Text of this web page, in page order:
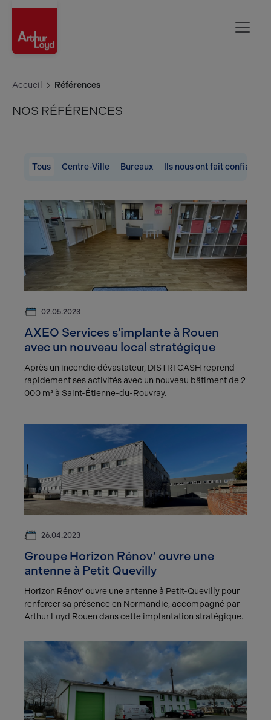
Accueil Références
NOS RÉFÉRENCES
Tous Centre-Ville Bureaux Ils nous ont fait confiance
02.05.2023
AXEO Services s'implante à Rouen
avec un nouveau local stratégique
Après un incendie dévastateur, DISTRI CASH reprend
rapidement ses activités avec un nouveau bâtiment de 2
000 m² à Saint-Étienne-du-Rouvray.
26.04.2023
Groupe Horizon Rénov’ ouvre une
antenne à Petit Quevilly
Horizon Rénov’ ouvre une antenne à Petit-Quevilly pour
renforcer sa présence en Normandie, accompagné par
Arthur Loyd Rouen dans cette implantation stratégique.